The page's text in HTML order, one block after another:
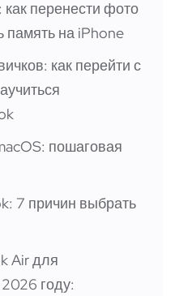
перенести фото
память на iPhone
как перейти с
пошаговая
7 причин выбрать
Air для
году: